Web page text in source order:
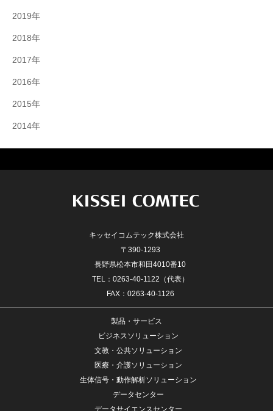
2019年
2018年
2017年
2016年
2015年
2014年
キッセイコムテック株式会社
〒390-1293
長野県松本市和田4010番10
TEL：0263-40-1122（代表）
FAX：0263-40-1126
製品・サービス
ビジネスソリューション
文教・公共ソリューション
医療・介護ソリューション
生体信号・動作解析ソリューション
データセンター